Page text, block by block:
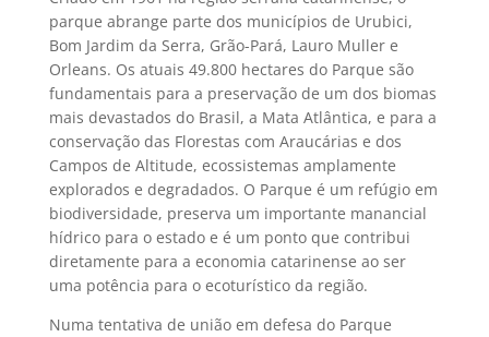
parque abrange parte dos municípios de Urubici,
Bom Jardim da Serra, Grão-Pará, Lauro Muller e
Orleans. Os atuais 49.800 hectares do Parque são
fundamentais para a preservação de um dos biomas
mais devastados do Brasil, a Mata Atlântica, e para a
conservação das Florestas com Araucárias e dos
Campos de Altitude, ecossistemas amplamente
explorados e degradados. O Parque é um refúgio em
biodiversidade, preserva um importante manancial
hídrico para o estado e é um ponto que contribui
diretamente para a economia catarinense ao ser
uma potência para o ecoturístico da região.
Numa tentativa de união em defesa do Parque